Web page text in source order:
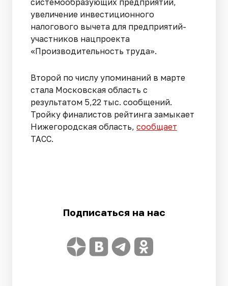
увеличение инвестиционного
налогового вычета для предприятий-
участников нацпроекта
«Производительность труда».
Второй по числу упоминаний в марте
стала Московская область с
результатом 5,22 тыс. сообщений.
Тройку финалистов рейтинга замыкает
Нижегородская область, сообщает
ТАСС.
Подписаться на нас